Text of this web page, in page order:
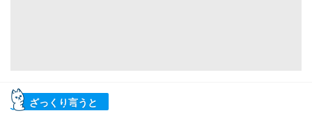
ざっくり言うと